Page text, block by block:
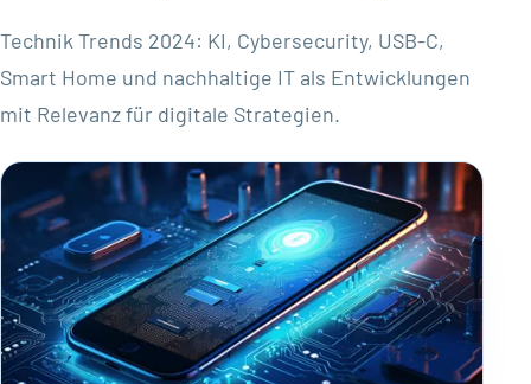
Technik Trends 2024: KI, Cybersecurity, USB-C,
Smart Home und nachhaltige IT als Entwicklungen
mit Relevanz für digitale Strategien.